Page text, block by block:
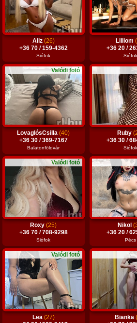
Aliz (26)
+36 70 / 159-4362
Siófok
Lilliom
+36 20 /
Siófok
Valódi fotó
LovaglósCsilla(40)
+36 30 / 369-7167
Balatonföldvár
Ruby
+36 30 /
Siófok
Valódi fotó
Roxy(25)
+36 70 / 708-9298
Siófok
Nikol
+36 20 /
Pécs
Valódi fotó
Lea (27)
Bianka